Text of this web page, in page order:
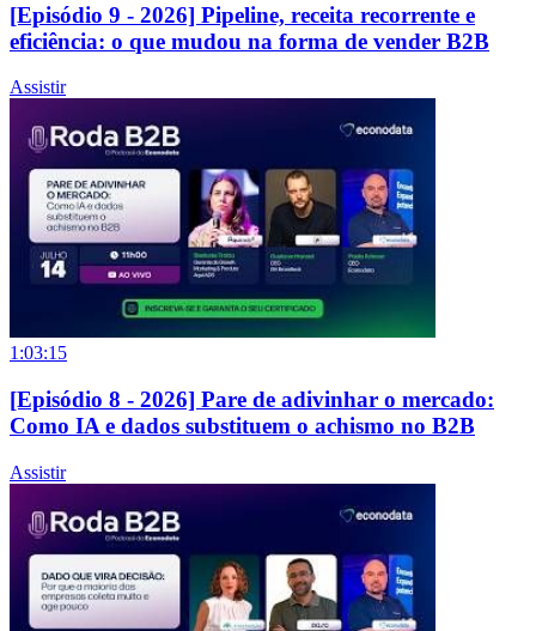
[Episódio 9 - 2026] Pipeline, receita recorrente e
eficiência: o que mudou na forma de vender B2B
Assistir
1:03:15
[Episódio 8 - 2026] Pare de adivinhar o mercado:
Como IA e dados substituem o achismo no B2B
Assistir